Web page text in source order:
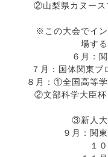
②山梨県カヌースプ
※この大会でインタ
場す
６月：
７月：国体関東
８月：①全国高等
②文部科学大臣杯 日
③新人大会→
９月：関
１